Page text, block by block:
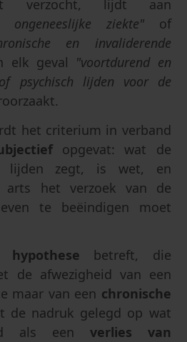
verzocht, lijdt aan
ziekte"of
en invaliderende
elk geval "voortdurend en
psychisch lijden voor de
het criterium in verband
opgevat: wat de
lijden zegt, is wet, en
het verzoek van de
te beëindigen moet
hypothese betreft, die
de afwezigheid van een
maar van een chronische
de nadruk gelegd op wat
als een verlies van